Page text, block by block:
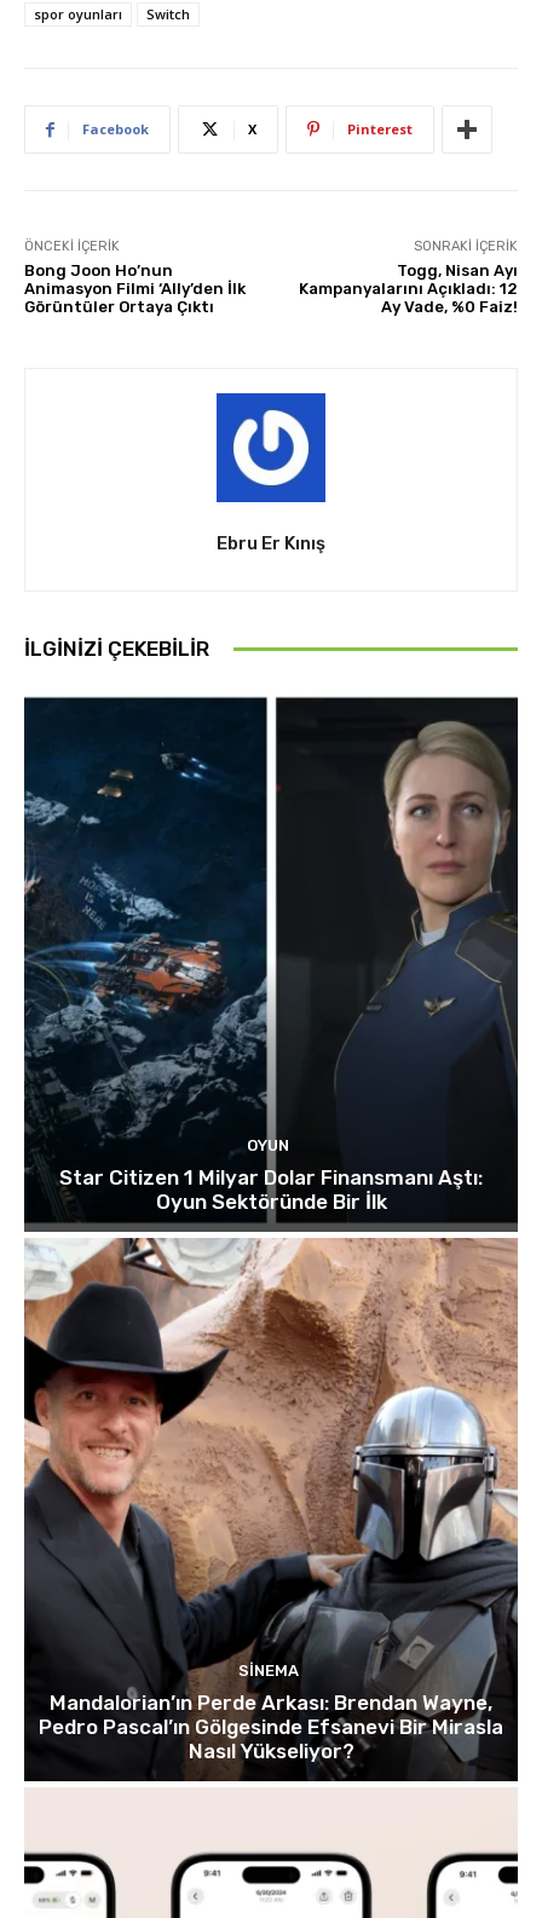
spor oyunları Switch
Facebook X Pinterest
ÖNCEKI İÇERIK
Bong Joon Ho’nun
Animasyon Filmi ‘Ally’den İlk
Görüntüler Ortaya Çıktı
SONRAKI İÇERIK
Togg, Nisan Ayı
Kampanyalarını Açıkladı: 12
Ay Vade, %0 Faiz!
Ebru Er Kınış
İLGINIZI ÇEKEBILIR
OYUN
Star Citizen 1 Milyar Dolar Finansmanı Aştı:
Oyun Sektöründe Bir İlk
SINEMA
Mandalorian’ın Perde Arkası: Brendan Wayne,
Pedro Pascal’ın Gölgesinde Efsanevi Bir Mirasla
Nasıl Yükseliyor?